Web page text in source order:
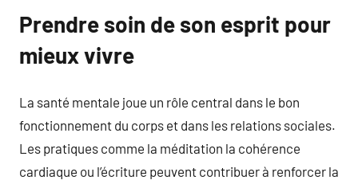
Prendre soin de son esprit pour
mieux vivre
La santé mentale joue un rôle central dans le bon
fonctionnement du corps et dans les relations sociales.
Les pratiques comme la méditation la cohérence
cardiaque ou l’écriture peuvent contribuer à renforcer la